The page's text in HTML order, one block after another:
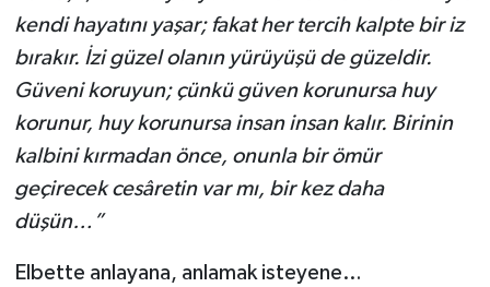
kendi hayatını yaşar; fakat her tercih kalpte bir iz
bırakır. İzi güzel olanın yürüyüşü de güzeldir.
Güveni koruyun; çünkü güven korunursa huy
korunur, huy korunursa insan insan kalır. Birinin
kalbini kırmadan önce, onunla bir ömür
geçirecek cesâretin var mı, bir kez daha
düşün…”
Elbette anlayana, anlamak isteyene…